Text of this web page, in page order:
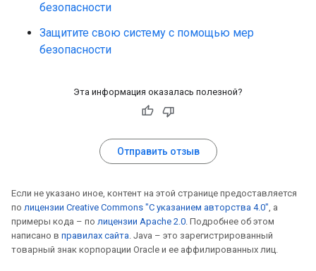
безопасности
Защитите свою систему с помощью мер
безопасности
Эта информация оказалась полезной?
Отправить отзыв
Если не указано иное, контент на этой странице предоставляется
по лицензии Creative Commons "С указанием авторства 4.0", а
примеры кода – по лицензии Apache 2.0. Подробнее об этом
написано в правилах сайта. Java – это зарегистрированный
товарный знак корпорации Oracle и ее аффилированных лиц.